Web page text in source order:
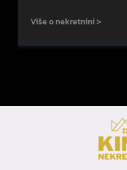
Više o nekretnini >